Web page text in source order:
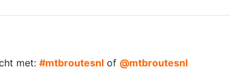
met: #mtbroutesnl of @mtbroutesnl